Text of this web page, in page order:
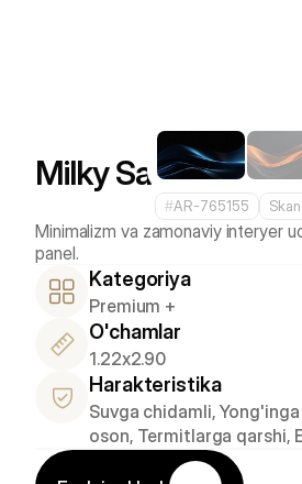
Milky Satin
#AR-765155
Minimalizm va zamonaviy interyer
Kategoriya
Premium +
O'chamlar
1.22x2.90
Harakteristika
Suvga chidamli,
oson, Termitlarga qarshi,